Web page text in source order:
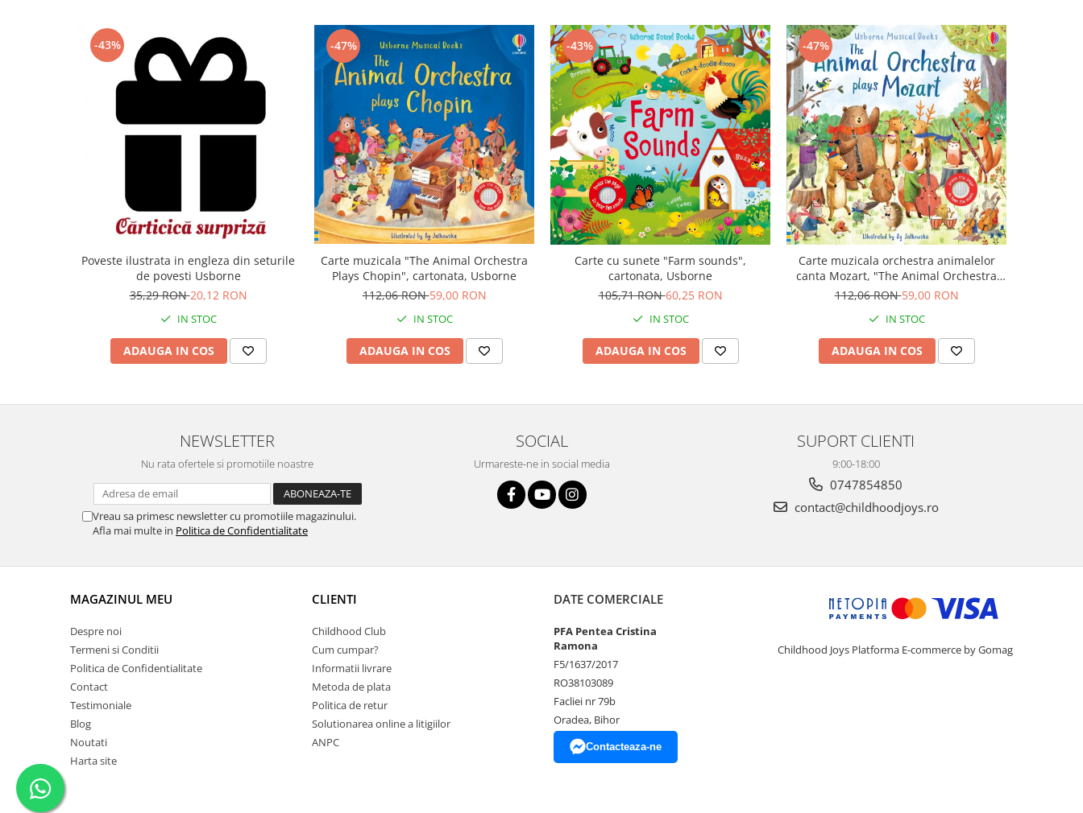
-43%
Poveste ilustrata in engleza din seturile
de povesti Usborne
35,29 RON20,12 RON
IN STOC
ADAUGA IN COS
-47%
Carte muzicala "The Animal Orchestra
Plays Chopin", cartonata, Usborne
112,06 RON59,00 RON
IN STOC
ADAUGA IN COS
-43%
Carte cu sunete "Farm sounds",
cartonata, Usborne
105,71 RON60,25 RON
IN STOC
ADAUGA IN COS
-47%
Carte muzicala orchestra animalelor
canta Mozart, "The Animal Orchestra
Plays Mozart", cartonata, Usborne
112,06 RON59,00 RON
IN STOC
ADAUGA IN COS
NEWSLETTER
Nu rata ofertele si promotiile noastre
Vreau sa primesc newsletter cu promotiile magazinului.
Afla mai multe in Politica de Confidentialitate
SOCIAL
Urmareste-ne in social media
SUPORT CLIENTI
9:00-18:00
0747854850
contact@childhoodjoys.ro
MAGAZINUL MEU
Despre noi
Termeni si Conditii
Politica de Confidentialitate
Contact
Testimoniale
Blog
Noutati
Harta site
CLIENTI
Childhood Club
Cum cumpar?
Informatii livrare
Metoda de plata
Politica de retur
Solutionarea online a litigiilor
ANPC
DATE COMERCIALE
PFA Pentea Cristina
Ramona
F5/1637/2017
RO38103089
Facliei nr 79b
Oradea, Bihor
Contacteaza-ne
Childhood Joys Platforma E-commerce by Gomag